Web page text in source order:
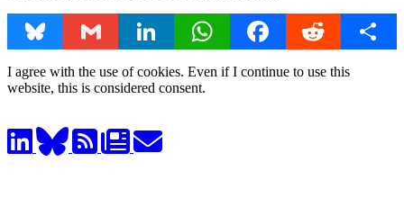
Bluesky Gmail LinkedIn WhatsAppFacebookReddit Share
I agree with the use of cookies. Even if I continue to use this
website, this is considered consent.